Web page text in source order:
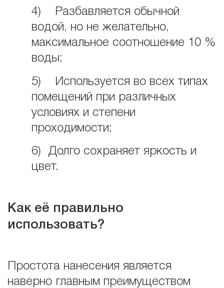
4) Разбавляется обычной
водой, но не желательно,
максимальное соотношение 10 %
воды;
5) Используется во всех типах
помещений при различных
условиях и степени
проходимости;
6) Долго сохраняет яркость и
цвет.
Как её правильно
использовать?
Простота нанесения является
наверно главным преимуществом